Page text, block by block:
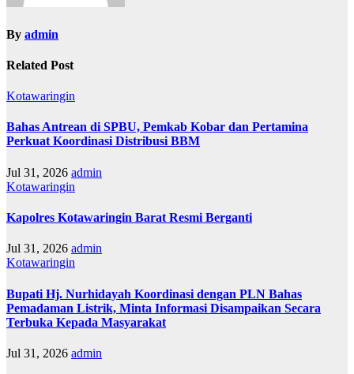
By admin
Related Post
Kotawaringin
Bahas Antrean di SPBU, Pemkab Kobar dan Pertamina
Perkuat Koordinasi Distribusi BBM
Jul 31, 2026 admin
Kotawaringin
Kapolres Kotawaringin Barat Resmi Berganti
Jul 31, 2026 admin
Kotawaringin
Bupati Hj. Nurhidayah Koordinasi dengan PLN Bahas
Pemadaman Listrik, Minta Informasi Disampaikan Secara
Terbuka Kepada Masyarakat
Jul 31, 2026 admin